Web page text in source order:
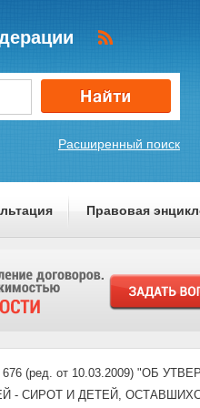
Расширенный поиск
Правовая
676 (ред. от 10.03.2009) "ОБ
- СИРОТ И ДЕТЕЙ,